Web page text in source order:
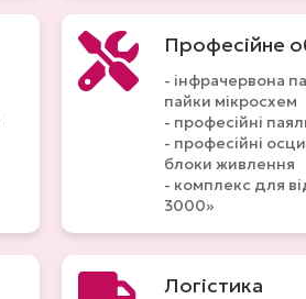
Професійне
- інфрачервона
пайки мікросхем
- професійні
- професійні
блоки живлення
- комплекс для
3000»
Логістика